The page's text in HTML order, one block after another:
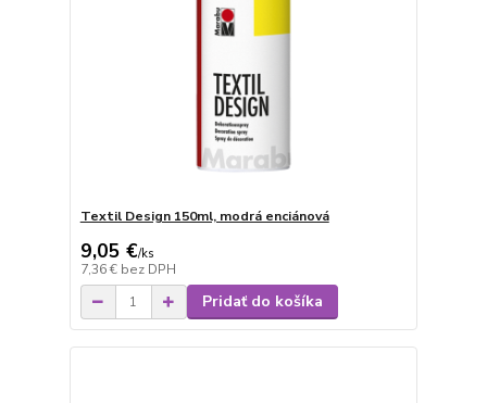
Textil Design 150ml, modrá enciánová
9,05 €/ks
7,36 € bez DPH
Pridať do košíka